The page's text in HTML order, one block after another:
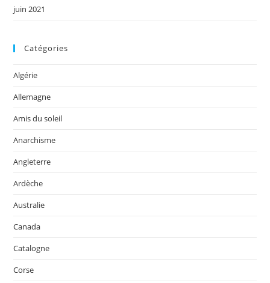
juin 2021
Catégories
Algérie
Allemagne
Amis du soleil
Anarchisme
Angleterre
Ardèche
Australie
Canada
Catalogne
Corse